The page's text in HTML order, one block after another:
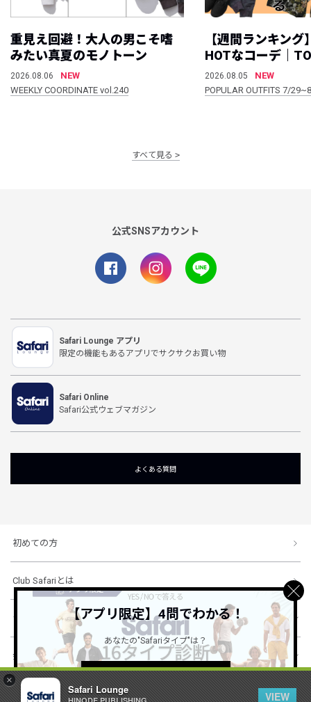
×
Safari Lounge
VIEW
重見え回避！大人の男こそ嗜
みたい真夏のモノトーン
2026.08.06
NEW
WEEKLY COORDINATE vol.240
【週間ランキング
HOTなコーデ｜
2026.08.05
NEW
POPULAR OUTFITS 7/
すべて見る
公式SNSアカウント
Safari Lounge アプリ
限定の機能もあるアプリでサクサクお買い物
Safari Online
Safari公式ウェブマガジン
よくある質問
初めての方
Club Safariとは
ショッピングガイド
会社概要・規約
【アプリ限定】4問でわかる！
あなたの"Safariタイプ"は？
詳しくはこちら ＞